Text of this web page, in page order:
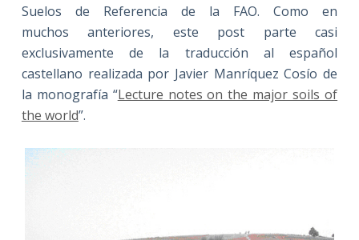
Suelos de Referencia de la FAO. Como en
muchos anteriores, este post parte casi
exclusivamente de la traducción al español
castellano realizada por Javier Manríquez Cosío de
la monografía “Lecture notes on the major soils of
the world”.